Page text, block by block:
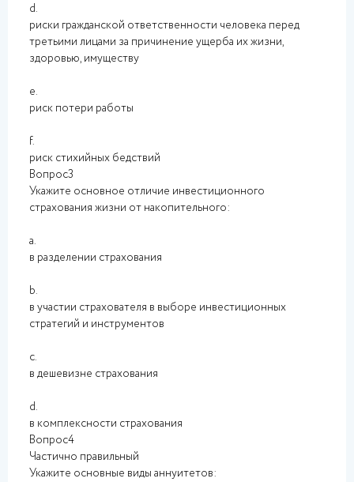
d.
риски гражданской ответственности человека перед
третьими лицами за причинение ущерба их жизни,
здоровью, имуществу
e.
риск потери работы
f.
риск стихийных бедствий
Вопрос3
Укажите основное отличие инвестиционного
страхования жизни от накопительного:
a.
в разделении страхования
b.
в участии страхователя в выборе инвестиционных
стратегий и инструментов
c.
в дешевизне страхования
d.
в комплексности страхования
Вопрос4
Частично правильный
Укажите основные виды аннуитетов: